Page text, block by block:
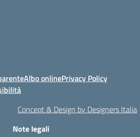
Albo onlinePrivacy Policy
Concept & Design by Designers Italia
Note legali